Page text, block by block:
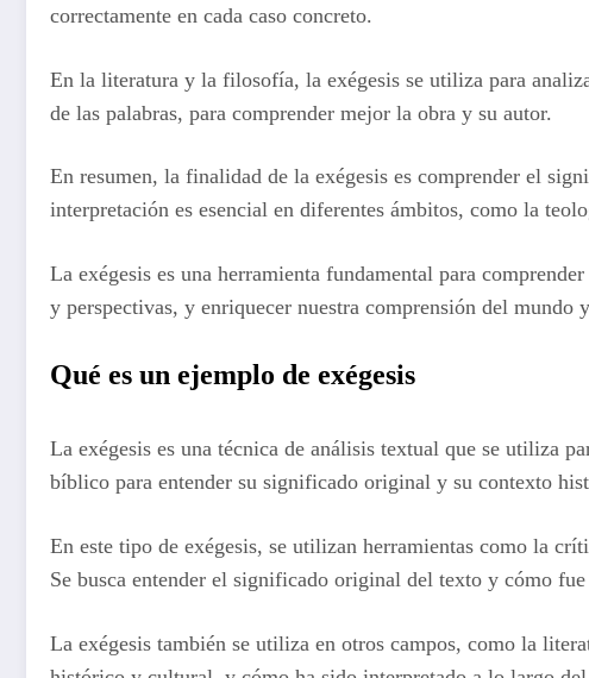
correctamente en cada caso concreto.
En la literatura y la filosofía, la exégesis se utiliza para
de las palabras, para comprender mejor la obra y su autor.
En resumen, la finalidad de la exégesis es comprender el
interpretación es esencial en diferentes ámbitos, como la
La exégesis es una herramienta fundamental para
y perspectivas, y enriquecer nuestra comprensión del mundo
Qué es un ejemplo de exégesis
La exégesis es una técnica de análisis textual que se utiliza
bíblico para entender su significado original y su contexto
En este tipo de exégesis, se utilizan herramientas como la
Se busca entender el significado original del texto y cómo
La exégesis también se utiliza en otros campos, como la